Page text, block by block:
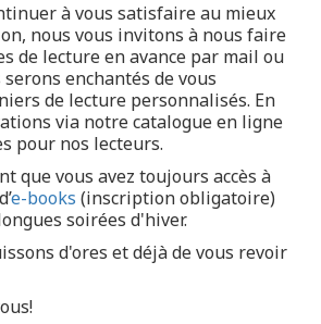
à vous satisfaire au mieux
nous vous invitons à nous faire
de lecture en avance par mail ou
enchantés de vous
de lecture personnalisés. En
via notre catalogue en ligne
pour nos lecteurs.
que vous avez toujours accès à
e-books (inscription obligatoire)
soirées d'hiver.
d'ores et déjà de vous revoir